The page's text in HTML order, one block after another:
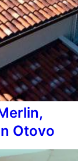
Otovo